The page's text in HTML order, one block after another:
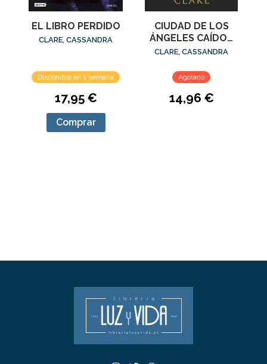
EL LIBRO PERDIDO
CLARE, CASSANDRA
Disponible en 1 semana
17,95 €
Comprar
CIUDAD DE LOS
ÁNGELES CAÍDOS
(NUEVA
CLARE, CASSANDRA
Agotado
14,96 €